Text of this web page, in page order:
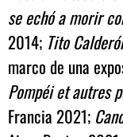
se echó a morir
2014; Tito
marco de una
Pompéi et autres
Francia 2021;